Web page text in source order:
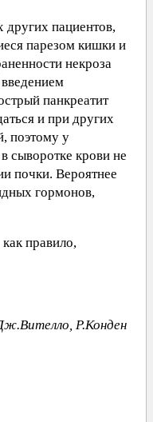
пациентов,
парезом кишки и
некроза
панкреатит
и при других
поэтому у
сыворотке крови не
почки. Вероятнее
гормонов,
правило,
Р.Конден